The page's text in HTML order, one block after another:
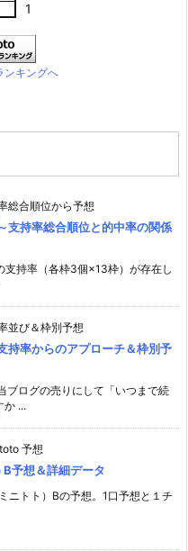
1
ンキングへ
総合順位から予想
持率総合順位と的中率の関係
持率（各枠3個×13枠）が存在し
並び＆枠別予想
率からのアプローチ＆枠別予
ブログの売りにして「いつまで続
か ...
予想
予想＆詳細データ
ニトト）Bの予想。1口予想と１チ